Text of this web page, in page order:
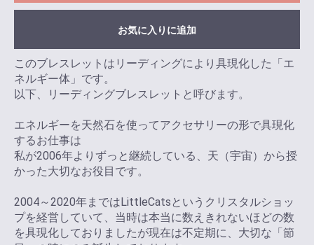
お気に入りに追加
このブレスレットはリーディングにより具現化した「エ
ネルギー体」です。
以下、リーディングブレスレットと呼びます。
エネルギーを天然石を使ってアクセサリーの形で具現化
するお仕事は
私が2006年よりずっと継続している、天（宇宙）から授
かった大切なお役目です。
2004～2020年まではLittleCatsというクリスタルショッ
プを経営していて、当時は本当に数えきれないほどの数
を具現化しておりましたが現在は不定期に、大切な「節